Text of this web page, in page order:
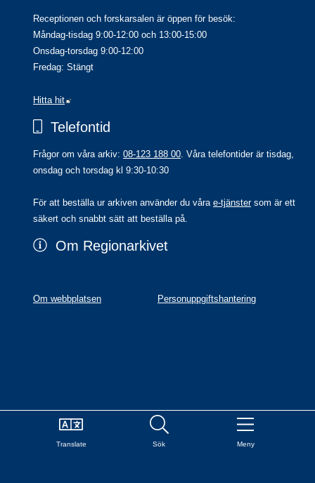
Translate Sök Meny
Receptionen och forskarsalen är öppen för besök:
Måndag-tisdag 9:00-12:00 och 13:00-15:00
Onsdag-torsdag 9:00-12:00
Fredag: Stängt
Hitta hit
Telefontid
Frågor om våra arkiv: 08-123 188 00 . Våra telefontider är tisdag,
onsdag och torsdag kl 9:30-10:30
För att beställa ur arkiven använder du våra e-tjänster som är ett
säkert och snabbt sätt att beställa på.
Om Regionarkivet
Om webbplatsen Personuppgiftshantering